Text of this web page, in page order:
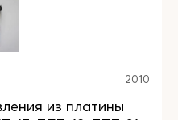
2010
из платины